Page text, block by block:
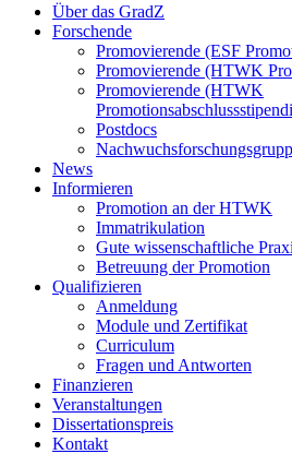
Über das GradZ
Forschende
Promovierende (ESF
Promovierende (HTWK
Promovierende (HTWK
Postdocs
News
Informieren
Promotion an der HTWK
Immatrikulation
Gute wissenschaftliche
Betreuung der Promotion
Qualifizieren
Anmeldung
Module und Zertifikat
Curriculum
Fragen und Antworten
Finanzieren
Veranstaltungen
Dissertationspreis
Kontakt